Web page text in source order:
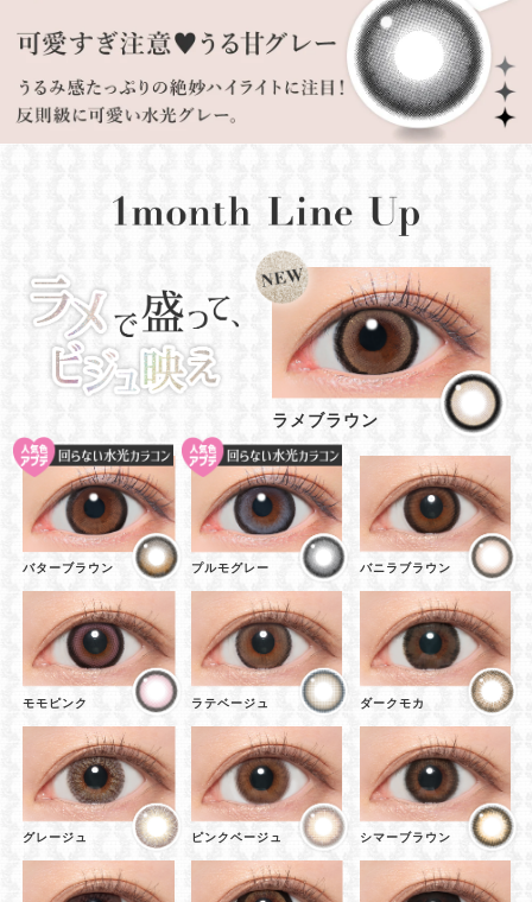
ラメブラウン
バターブラウン プルモグレー バニラブラウン
モモピンク ラテベージュ ダークモカ
グレージュ ピンクベージュ シマーブラウン